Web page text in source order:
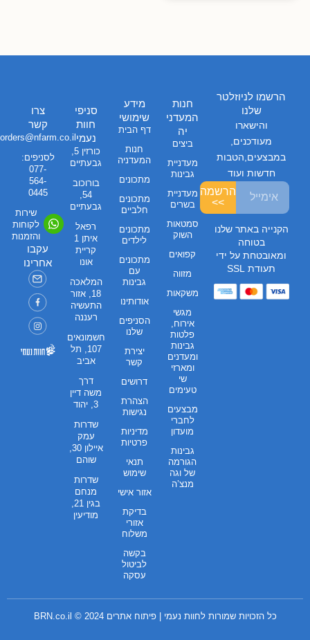
חנות
המעדני
יה
ביצים
מעדניית
גבינות
מעדניית
בשרים
סמטאות
השוק
קפואים
מזווה
משקאות
מגשי
אירוח,
פלטות
גבינות
ומעדנים
ומארזי
שי
טעימים
מבצעים
לחברי
מועדון
גבינות
הגורמה
של וגה
מנצ’ה
מידע
שימושי
דף הבית
חנות
המעדניה
מתכונים
מתכונים
חלביים
מתכונים
לילדים
מתכונים
עם
גבינות
אודותינו
הסניפים
שלנו
יצירת
קשר
דרושים
הצהרת
נגישות
מדיניות
פרטיות
תנאי
שימוש
אזור אישי
בדיקת
אזורי
משלוח
בקשה
לביטול
עסקה
סניפי
חוות
נעמי
כורזין 5,
גבעתיים
בורוכוב
54,
גבעתיים
רפאל
איתן 1
קריית
אונו
המלאכה
18, אזור
התעשיה
רעננה
חשמונאים
107, תל
אביב
דרך
משה דיין
3, יהוד
שדרות
עמק
שוהם
שדרות
מנחם
מודיעין
צרו
קשר
orders@nfarm.co.il
לסניפים:
077-
564-
0445
שירות
לקוחות
והזמנות
עקבו
אחרינו
הרשמו לניוזלטר
שלנו
והישארו
מעודכנים,
במבצעים,הטבות
חדשות ועוד
הרשמה
>>
הקנייה באתר שלנו
בטוחה
ומאובטחת על ידי
תעודת SSL
כל הזכויות שמורות לחוות נעמי | פיתוח אתרים 2024 © BRN.co.il